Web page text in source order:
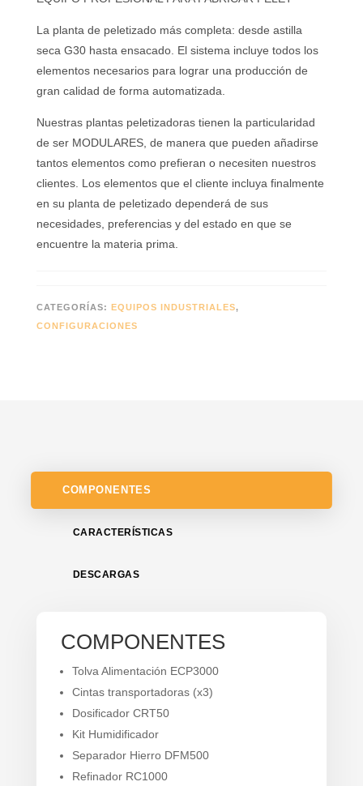
La planta de peletizado más completa: desde astilla
seca G30 hasta ensacado. El sistema incluye todos los
elementos necesarios para lograr una producción de
gran calidad de forma automatizada.
Nuestras plantas peletizadoras tienen la particularidad
de ser MODULARES, de manera que pueden añadirse
tantos elementos como prefieran o necesiten nuestros
clientes. Los elementos que el cliente incluya finalmente
en su planta de peletizado dependerá de sus
necesidades, preferencias y del estado en que se
encuentre la materia prima.
CATEGORÍAS: EQUIPOS INDUSTRIALES,
CONFIGURACIONES
COMPONENTES
CARACTERÍSTICAS
DESCARGAS
COMPONENTES
Tolva Alimentación ECP3000
Cintas transportadoras (x3)
Dosificador CRT50
Kit Humidificador
Separador Hierro DFM500
Refinador RC1000